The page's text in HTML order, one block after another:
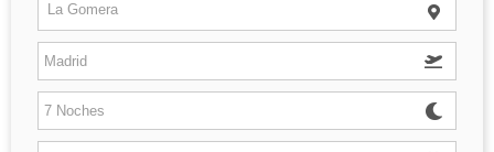
México
República Dominicana
Brasil
La Gomera